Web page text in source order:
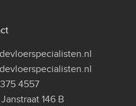
4557
146 B